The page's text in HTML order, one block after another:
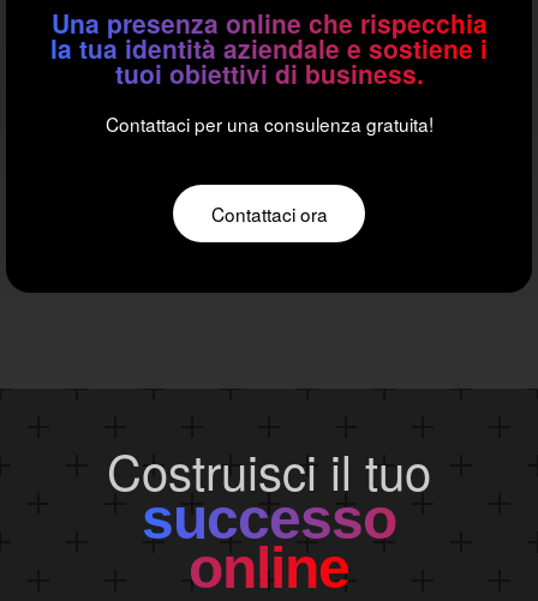
Una presenza online che rispecchia
la tua identità aziendale e sostiene i
tuoi obiettivi di business.
Contattaci per una consulenza gratuita!
Contattaci ora
Costruisci il tuo
successo
online